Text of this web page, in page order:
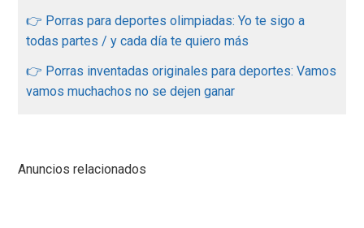
👉 Porras para deportes olimpiadas: Yo te sigo a
todas partes / y cada día te quiero más
👉 Porras inventadas originales para deportes: Vamos
vamos muchachos no se dejen ganar
Anuncios relacionados